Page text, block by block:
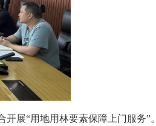
展“用地用林要素保障上门服务”。